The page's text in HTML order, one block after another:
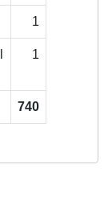
1
1
740